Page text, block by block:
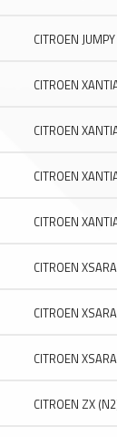
CITROEN
CITROEN
CITROEN
CITROEN
CITROEN
CITROEN
CITROEN
CITROEN
CITROEN ZX